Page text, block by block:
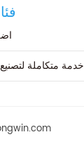
خدمة متكاملة